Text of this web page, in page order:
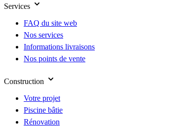
Services
FAQ du site web
Nos services
Informations livraisons
Nos points de vente
Construction
Votre projet
Piscine bâtie
Rénovation